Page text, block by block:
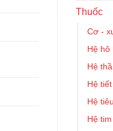
Thuốc
Cơ -
Hệ hô
Hệ
Hệ
Hệ
Hệ